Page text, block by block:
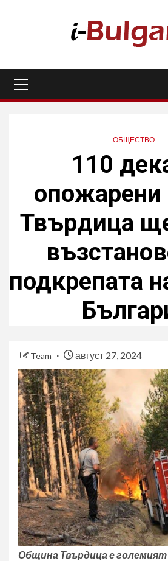
Menu
ОБЩЕСТВО
110
опожарени
Твърдица
подкрепата
Team август 27, 2024
Община Твърдица е